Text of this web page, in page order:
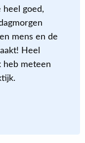
goed,
mens en de
Heel
heb meteen